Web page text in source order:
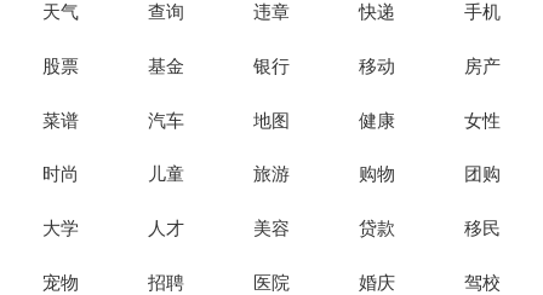
天气 查询 违章 快递 手机
股票 基金 银行 移动 房产
菜谱 汽车 地图 健康 女性
时尚 儿童 旅游 购物 团购
大学 人才 美容 贷款 移民
宠物 招聘 医院 婚庆 驾校